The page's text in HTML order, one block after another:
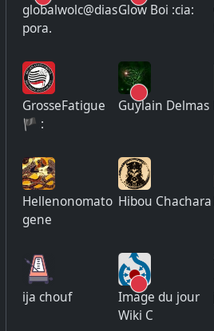
globalwolc@dias
pora.
Glow Boi :cia:
GrosseFatigue
🏴 :
Guylain Delmas
Hellenonomato
gene
Hibou Chachara
ija chouf
Image du jour
Wiki C